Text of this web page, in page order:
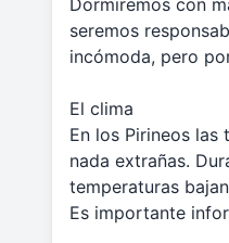
Dormiremos con
seremos
incómoda, pero
El clima
En los Pirineos las
nada extrañas.
temperaturas
Es importante